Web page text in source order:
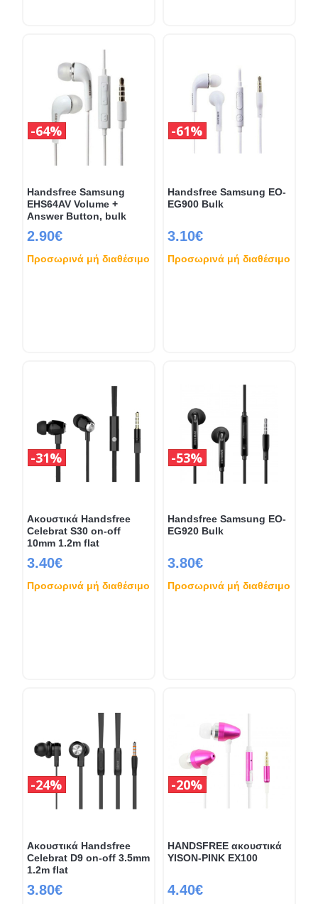
Handsfree Samsung
EHS64AV Volume +
Answer Button, bulk
2.90€
64%
Προσωρινά μή διαθέσιμο
Handsfree Samsung EO-
EG900 Bulk
3.10€
61%
Προσωρινά μή διαθέσιμο
Ακουστικά Handsfree
Celebrat S30 on-off
10mm 1.2m flat
3.40€
31%
Προσωρινά μή διαθέσιμο
Handsfree Samsung EO-
EG920 Bulk
3.80€
53%
Προσωρινά μή διαθέσιμο
Ακουστικά Handsfree
Celebrat D9 on-off 3.5mm
1.2m flat
3.80€
24%
HANDSFREE ακουστικά
YISON-PINK EX100
4.40€
20%